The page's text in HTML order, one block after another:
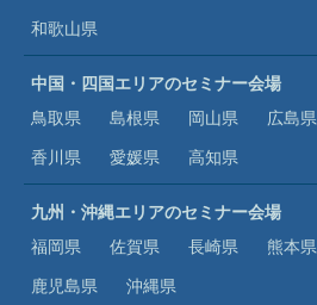
和歌山県
中国・四国エリアのセミナー会場
鳥取県
島根県 岡山県 広島県
香川県
愛媛県 高知県
九州・沖縄エリアのセミナー会場
福岡県
佐賀県 長崎県 熊本県
鹿児島県
沖縄県